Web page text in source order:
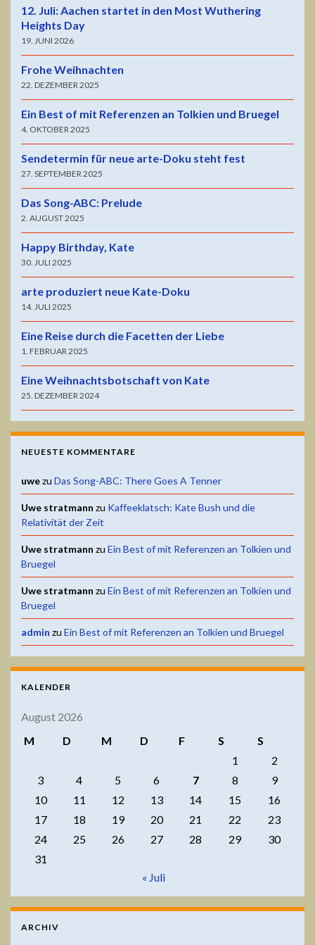
12. Juli: Aachen startet in den Most Wuthering
Heights Day
19. JUNI 2026
Frohe Weihnachten
22. DEZEMBER 2025
Ein Best of mit Referenzen an Tolkien und Bruegel
4. OKTOBER 2025
Sendetermin für neue arte-Doku steht fest
27. SEPTEMBER 2025
Das Song-ABC: Prelude
2. AUGUST 2025
Happy Birthday, Kate
30. JULI 2025
arte produziert neue Kate-Doku
14. JULI 2025
Eine Reise durch die Facetten der Liebe
1. FEBRUAR 2025
Eine Weihnachtsbotschaft von Kate
25. DEZEMBER 2024
NEUESTE KOMMENTARE
uwezu Das Song-ABC: There Goes A Tenner
Uwe stratmann zu Kaffeeklatsch: Kate Bush und die
Relativität der Zeit
Uwe stratmann zu Ein Best of mit Referenzen an Tolkien und
Bruegel
Uwe stratmann zu Ein Best of mit Referenzen an Tolkien und
Bruegel
admin zu Ein Best of mit Referenzen an Tolkien und Bruegel
KALENDER
August 2026
M
D M D F S
S
1
2
3
4 5 6 7 8
9
10
11 12 13 14 15
16
17
18 19 20 21 22
23
24
25 26 27 28 29
30
31
« Juli
ARCHIV